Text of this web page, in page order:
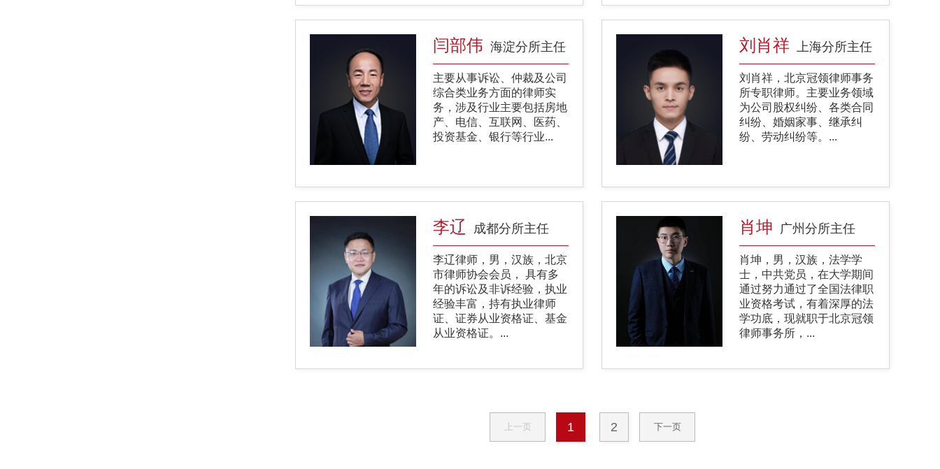
闫部伟 海淀分所主任
主要从事诉讼、仲裁及公司
综合类业务方面的律师实
务，涉及行业主要包括房地
产、电信、互联网、医药、
投资基金、银行等行业...
刘肖祥 上海分所主任
刘肖祥，北京冠领律师事务
所专职律师。主要业务领域
为公司股权纠纷、各类合同
纠纷、婚姻家事、继承纠
纷、劳动纠纷等。...
李辽 成都分所主任
李辽律师，男，汉族，北京
市律师协会会员， 具有多
年的诉讼及非诉经验，执业
经验丰富，持有执业律师
证、证券从业资格证、基金
从业资格证。...
肖坤 广州分所主任
肖坤，男，汉族，法学学
士，中共党员，在大学期间
通过努力通过了全国法律职
业资格考试，有着深厚的法
学功底，现就职于北京冠领
律师事务所，...
上一页 1 2 下一页